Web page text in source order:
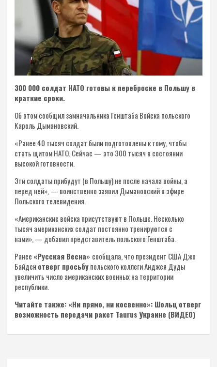
300 000 солдат НАТО готовы к переброске в Польшу в
краткие сроки.
Об этом сообщил замначальника Генштаба Войска польского
Кароль Дымановский.
«Ранее 40 тысяч солдат были подготовлены к тому, чтобы
стать щитом НАТО. Сейчас — это 300 тысяч в состоянии
высокой готовности.
Эти солдаты прибудут (в Польшу) не после начала войны, а
перед ней», — воинственно заявил Дымановский в эфире
Польского телевидения.
«Американские войска присутствуют в Польше. Несколько
тысяч американских солдат постоянно тренируются с
нами», — добавил представитель польского Генштаба.
Ранее «Русская Весна» сообщала, что президент США Джо
Байден отверг просьбупольского коллеги Анджея Дуды
увеличить число американских военных на территории
республики.
Читайте также: «Ни прямо, ни косвенно»: Шольц отверг
возможность передачи ракет Taurus Украине (ВИДЕО)